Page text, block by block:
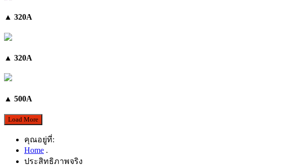
▲ 320A
▲ 320A
▲ 500A
คุณอยู่ที่:
Home .
ประสิทธิภาพจริง